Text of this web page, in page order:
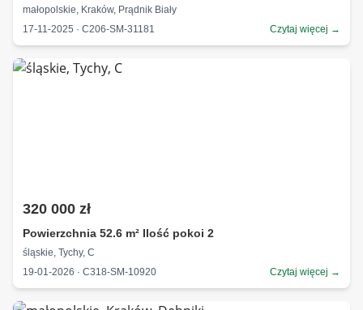
małopolskie, Kraków, Prądnik Biały
17-11-2025 · C206-SM-31181
Czytaj więcej →
320 000 zł
Powierzchnia 52.6 m² Ilość pokoi 2
śląskie, Tychy, C
19-01-2026 · C318-SM-10920
Czytaj więcej →